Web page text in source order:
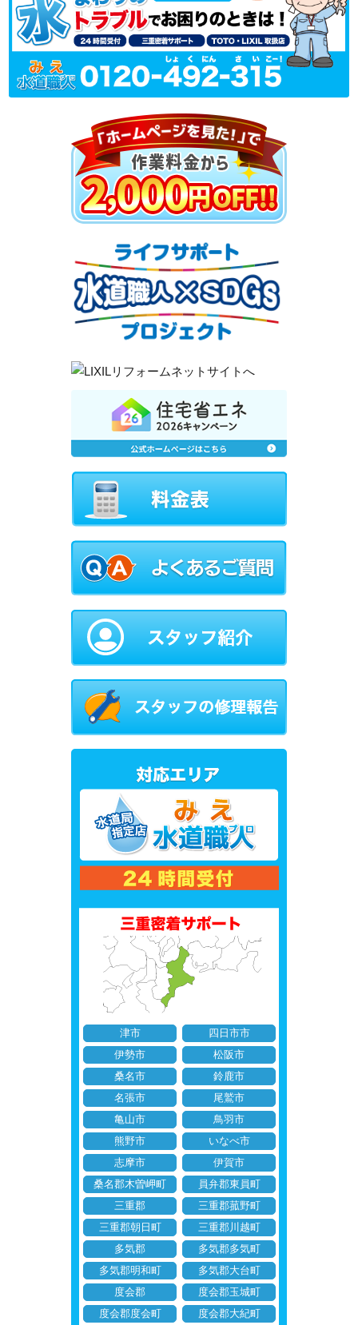
津市
四日市市
伊勢市
松阪市
桑名市
鈴鹿市
名張市
尾鷲市
亀山市
鳥羽市
熊野市
いなべ市
志摩市
伊賀市
桑名郡木曽岬町
員弁郡東員町
三重郡
三重郡菰野町
三重郡朝日町
三重郡川越町
多気郡
多気郡多気町
多気郡明和町
多気郡大台町
度会郡
度会郡玉城町
度会郡度会町
度会郡大紀町